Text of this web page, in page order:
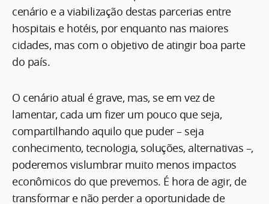
cenário e a viabilização destas parcerias entre
hospitais e hotéis, por enquanto nas maiores
cidades, mas com o objetivo de atingir boa parte
do país.
O cenário atual é grave, mas, se em vez de
lamentar, cada um fizer um pouco que seja,
compartilhando aquilo que puder – seja
conhecimento, tecnologia, soluções, alternativas –,
poderemos vislumbrar muito menos impactos
econômicos do que prevemos. É hora de agir, de
transformar e não perder a oportunidade de